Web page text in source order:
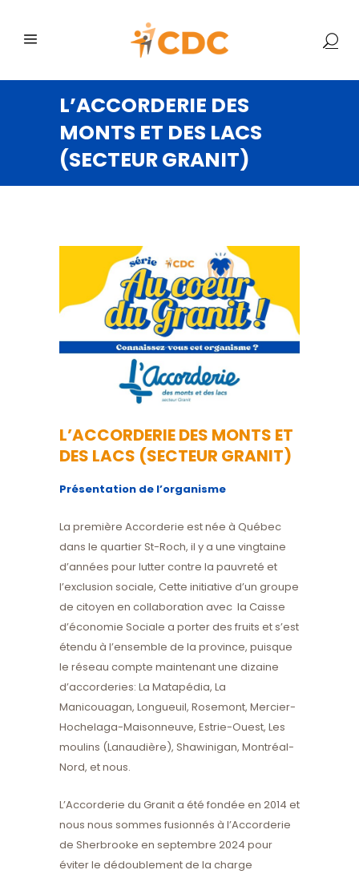
L’ACCORDERIE DES
MONTS ET DES LACS
(SECTEUR GRANIT)
L’ACCORDERIE DES MONTS ET
DES LACS (SECTEUR GRANIT)
Présentation de l’organisme
La première Accorderie est née à Québec
dans le quartier St-Roch, il y a une vingtaine
d’années pour lutter contre la pauvreté et
l’exclusion sociale, Cette initiative d’un groupe
de citoyen en collaboration avec la Caisse
d’économie Sociale a porter des fruits et s’est
étendu à l’ensemble de la province, puisque
le réseau compte maintenant une dizaine
d’accorderies: La Matapédia, La
Manicouagan, Longueuil, Rosemont, Mercier-
Hochelaga-Maisonneuve, Estrie-Ouest, Les
moulins (Lanaudière), Shawinigan, Montréal-
Nord, et nous.
L’Accorderie du Granit a été fondée en 2014 et
nous nous sommes fusionnés à l’Accorderie
de Sherbrooke en septembre 2024 pour
éviter le dédoublement de la charge